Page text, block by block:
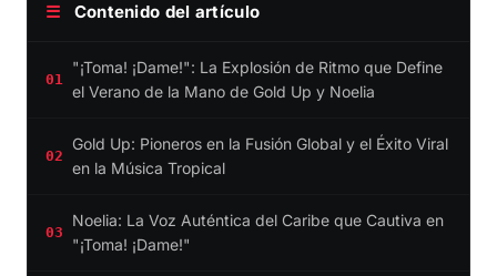
☰ Contenido del artículo
01
"¡Toma! ¡Dame!": La Explosión de Ritmo que Define
el Verano de la Mano de Gold Up y Noelia
02
Gold Up: Pioneros en la Fusión Global y el Éxito Viral
en la Música Tropical
03
Noelia: La Voz Auténtica del Caribe que Cautiva en
"¡Toma! ¡Dame!"